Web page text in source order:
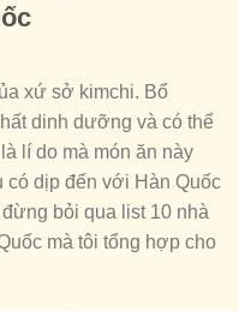
xứ sở kimchi. Bổ
dinh dưỡng và có thể
lí do mà món ăn này
dịp đến với Hàn Quốc
bỏi qua list 10 nhà
mà tôi tổng hợp cho